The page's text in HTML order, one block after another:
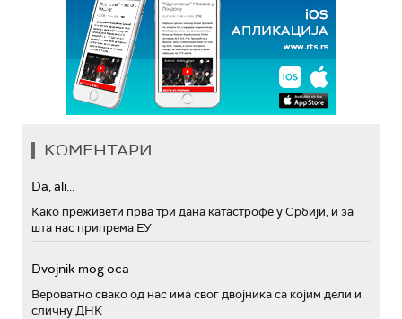
КОМЕНТАРИ
Da, ali...
Како преживети прва три дана катастрофе у Србији, и за
шта нас припрема ЕУ
Dvojnik mog oca
Вероватно свако од нас има свог двојника са којим дели и
сличну ДНК